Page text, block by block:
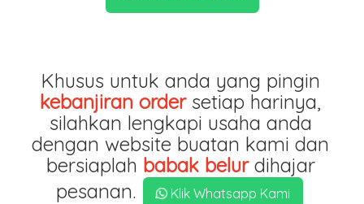
Khusus untuk anda yang pingin
kebanjiran ordersetiap harinya,
silahkan lengkapi usaha anda
dengan website buatan kami dan
bersiaplah babak belurdihajar
pesanan.
Klik Whatsapp Kami